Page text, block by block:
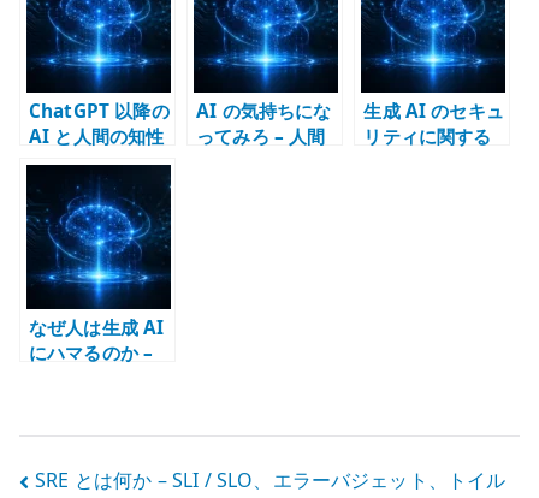
ChatGPT 以降の
AI と人間の知性
– 基礎技術、創
作、社会システ
ムはどう変わる
か
AI の気持ちにな
ってみろ – 人間
生成 AI のセキュ
リティに関する
なぜ人は生成 AI
にハマるのか –
込む
投
SRE とは何か – SLI / SLO、エラーバジェット、トイル